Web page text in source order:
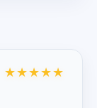
★★★★★